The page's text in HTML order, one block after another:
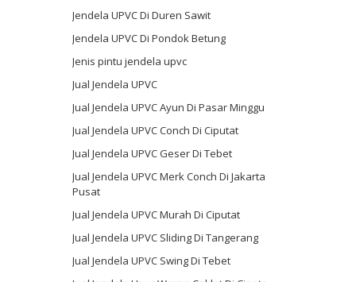
Jendela UPVC Di Duren Sawit
Jendela UPVC Di Pondok Betung
Jenis pintu jendela upvc
Jual Jendela UPVC
Jual Jendela UPVC Ayun Di Pasar Minggu
Jual Jendela UPVC Conch Di Ciputat
Jual Jendela UPVC Geser Di Tebet
Jual Jendela UPVC Merk Conch Di Jakarta
Pusat
Jual Jendela UPVC Murah Di Ciputat
Jual Jendela UPVC Sliding Di Tangerang
Jual Jendela UPVC Swing Di Tebet